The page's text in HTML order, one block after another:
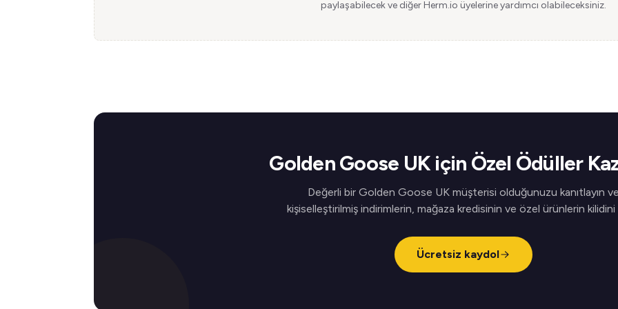
paylaşabilecek ve diğer Herm.io üyelerine yardımcı olabileceksiniz.
Golden Goose UK için Özel Ödüller
Değerli bir Golden Goose UK müşterisi olduğunuzu kanıtlayın
kişiselleştirilmiş indirimlerin, mağaza kredisinin ve özel ürünlerin kilidini
Ücretsiz kaydol